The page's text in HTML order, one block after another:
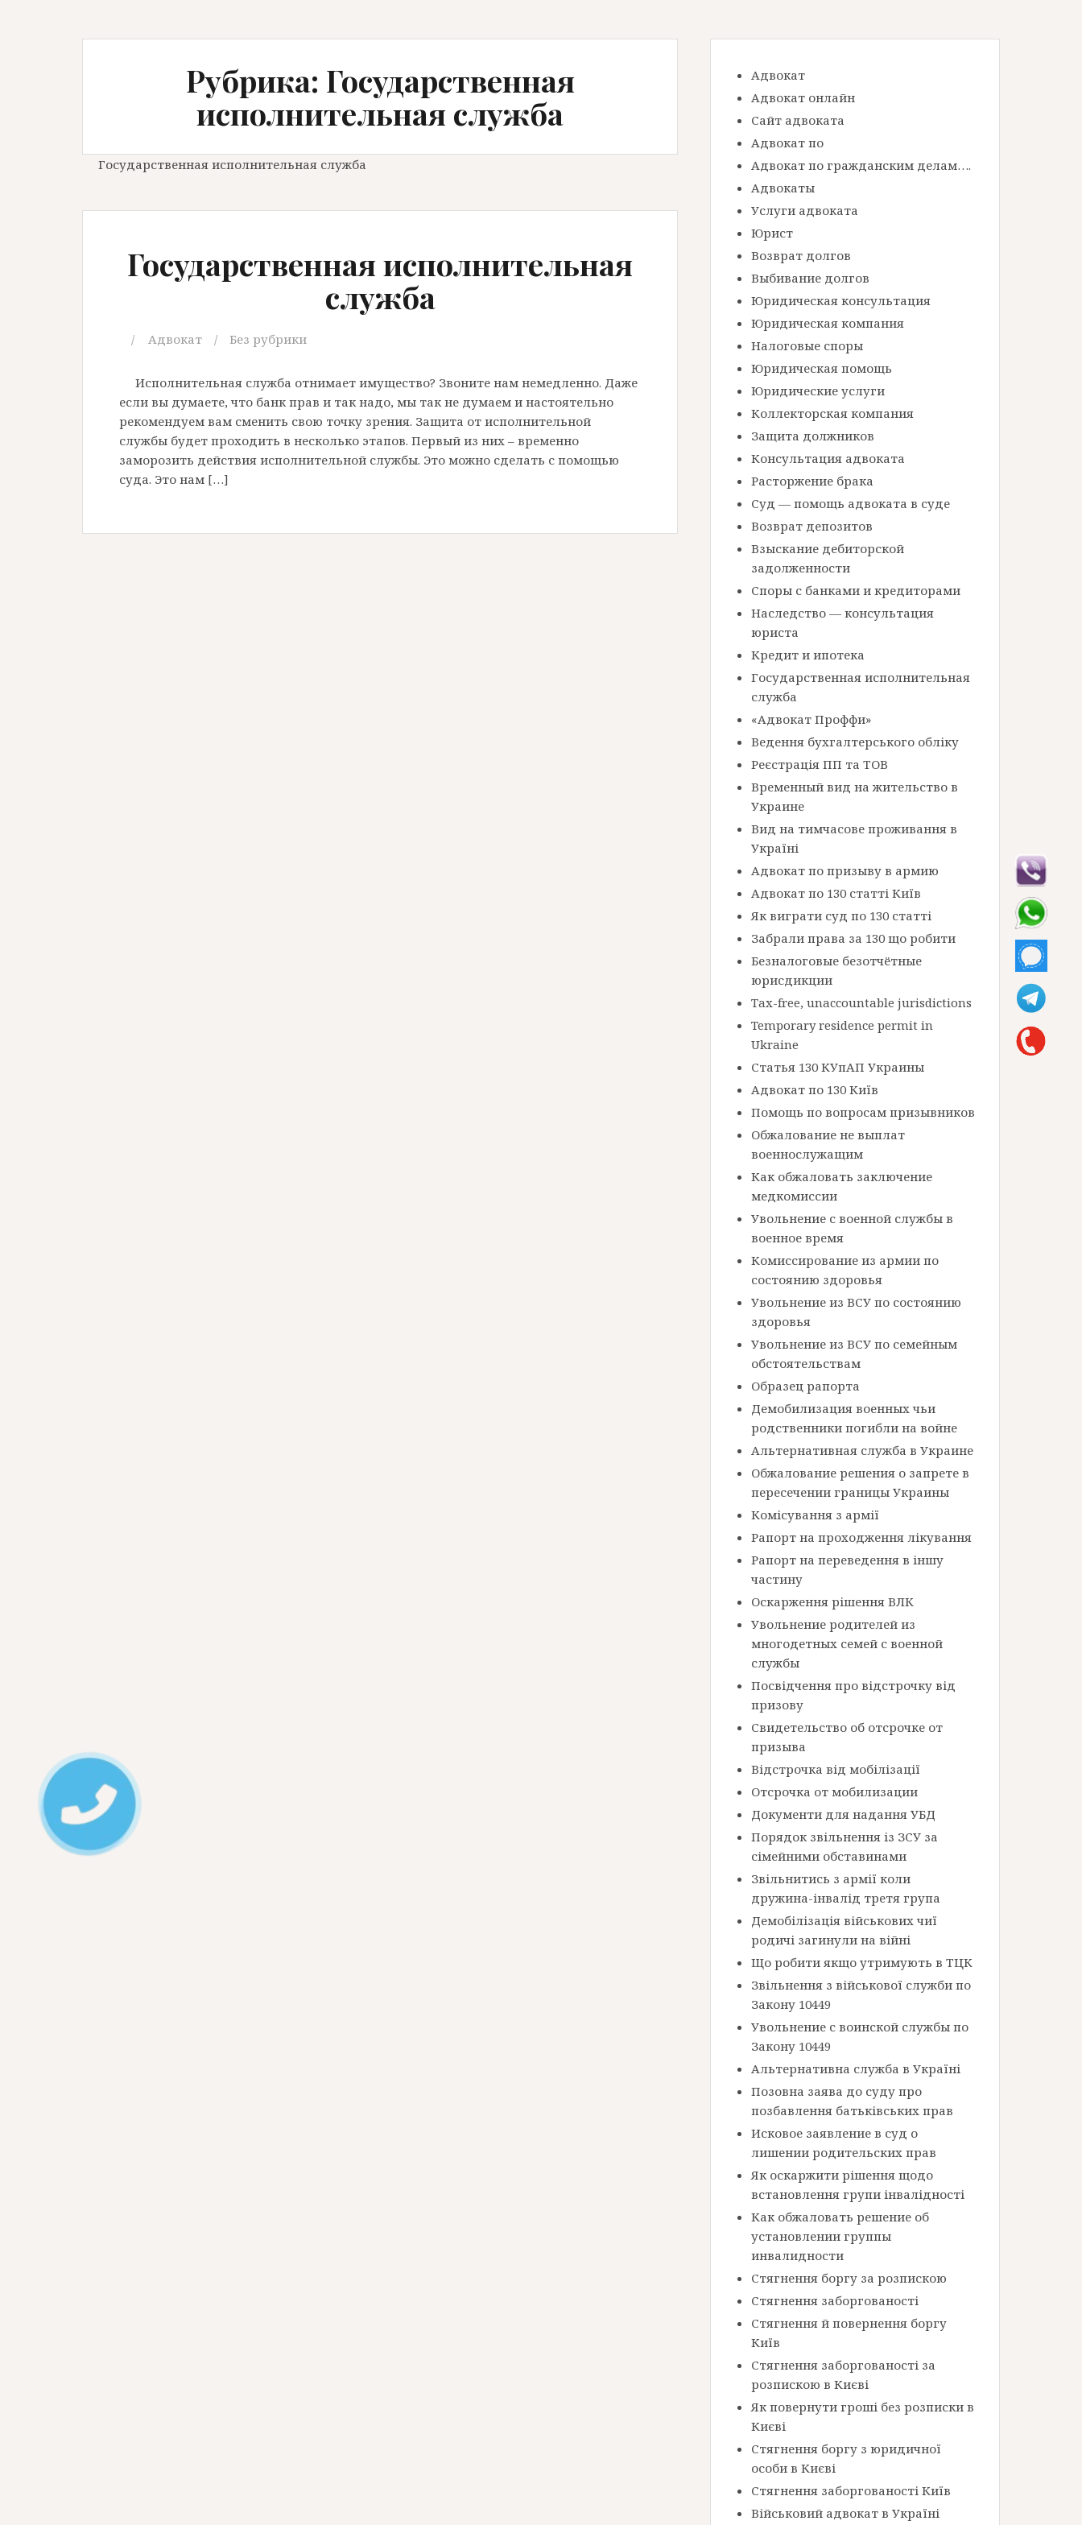
Рубрика: Государственная
исполнительная служба
Государственная исполнительная служба
Государственная исполнительная
служба
Адвокат Без рубрики
Исполнительная служба отнимает имущество? Звоните нам немедленно. Даже
если вы думаете, что банк прав и так надо, мы так не думаем и настоятельно
рекомендуем вам сменить свою точку зрения. Защита от исполнительной
службы будет проходить в несколько этапов. Первый из них – временно
заморозить действия исполнительной службы. Это можно сделать с помощью
суда. Это нам […]
Адвокат
Адвокат онлайн
Сайт адвоката
Адвокат по
Адвокат по гражданским делам….
Адвокаты
Услуги адвоката
Юрист
Возврат долгов
Выбивание долгов
Юридическая консультация
Юридическая компания
Налоговые споры
Юридическая помощь
Юридические услуги
Коллекторская компания
Защита должников
Консультация адвоката
Расторжение брака
Суд — помощь адвоката в суде
Возврат депозитов
Взыскание дебиторской
задолженности
Споры с банками и кредиторами
Наследство — консультация
юриста
Кредит и ипотека
Государственная исполнительная
служба
«Адвокат Проффи»
Ведення бухгалтерського обліку
Реєстрація ПП та ТОВ
Временный вид на жительство в
Украине
Вид на тимчасове проживання в
Україні
Адвокат по призыву в армию
Адвокат по 130 статті Київ
Як виграти суд по 130 статті
Забрали права за 130 що робити
Безналоговые безотчётные
юрисдикции
Tax-free, unaccountable jurisdictions
Temporary residence permit in
Ukraine
Статья 130 КУпАП Украины
Адвокат по 130 Київ
Помощь по вопросам призывников
Обжалование не выплат
военнослужащим
Как обжаловать заключение
медкомиссии
Увольнение с военной службы в
военное время
Комиссирование из армии по
состоянию здоровья
Увольнение из ВСУ по состоянию
здоровья
Увольнение из ВСУ по семейным
обстоятельствам
Образец рапорта
Демобилизация военных чьи
родственники погибли на войне
Альтернативная служба в Украине
Обжалование решения о запрете в
пересечении границы Украины
Комісування з армії
Рапорт на проходження лікування
Рапорт на переведення в іншу
частину
Оскарження рішення ВЛК
Увольнение родителей из
многодетных семей с военной
службы
Посвідчення про відстрочку від
призову
Свидетельство об отсрочке от
призыва
Відстрочка від мобілізації
Отсрочка от мобилизации
Документи для надання УБД
Порядок звільнення із ЗСУ за
сімейними обставинами
Звільнитись з армії коли
дружина-інвалід третя група
Демобілізація військових чиї
родичі загинули на війні
Що робити якщо утримують в ТЦК
Звільнення з військової служби по
Закону 10449
Увольнение с воинской службы по
Закону 10449
Альтернативна служба в Україні
Позовна заява до суду про
позбавлення батьківських прав
Исковое заявление в суд о
лишении родительских прав
Як оскаржити рішення щодо
встановлення групи інвалідності
Как обжаловать решение об
установлении группы
инвалидности
Стягнення боргу за розпискою
Стягнення заборгованості
Стягнення й повернення боргу
Київ
Стягнення заборгованості за
розпискою в Києві
Як повернути гроші без розписки в
Києві
Стягнення боргу з юридичної
особи в Києві
Стягнення заборгованості Київ
Військовий адвокат в Україні